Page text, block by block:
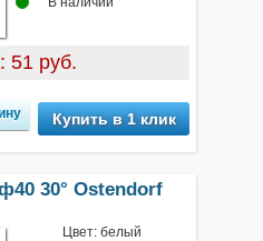
51 руб.
Купить в 1 клик
30° Ostendorf
Цвет: белый